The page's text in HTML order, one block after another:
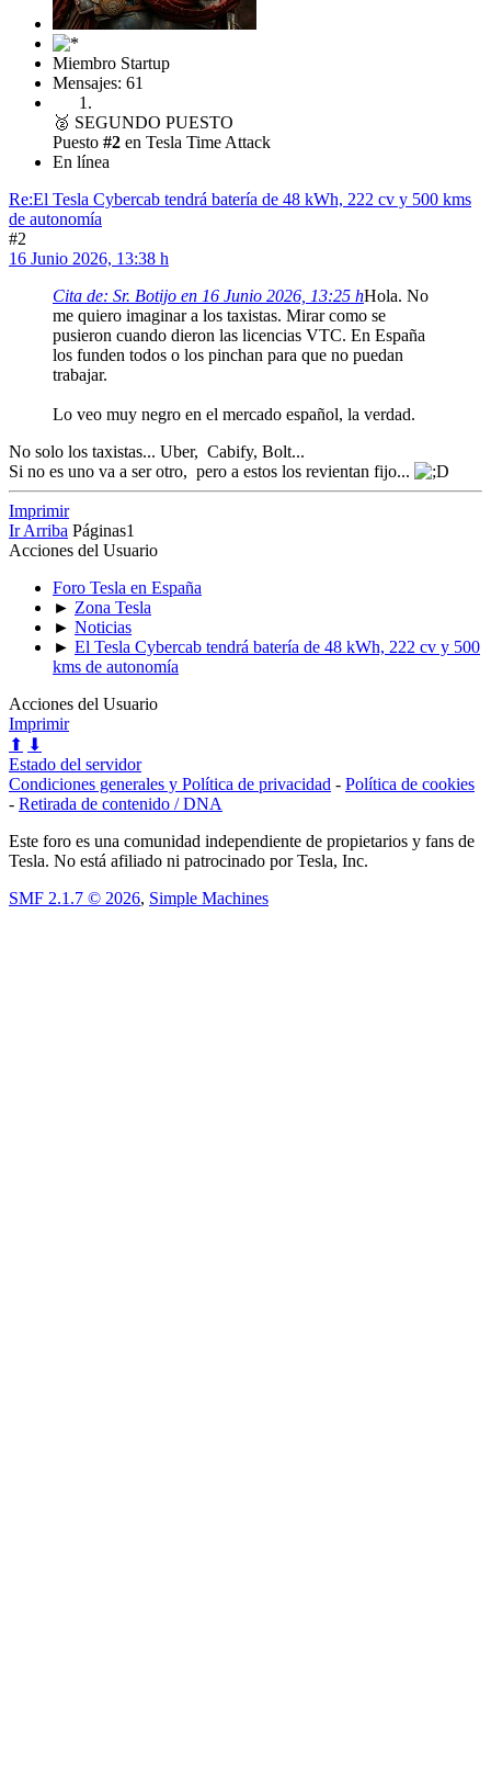
Miembro Startup
Mensajes: 61
🥈 SEGUNDO PUESTO
Puesto #2 en Tesla Time Attack
En línea
Re:El Tesla Cybercab tendrá batería de 48 kWh, 222 cv y 500 kms
de autonomía
#2
16 Junio 2026, 13:38 h
Cita de: Sr. Botijo en 16 Junio 2026, 13:25 hHola. No
me quiero imaginar a los taxistas. Mirar como se
pusieron cuando dieron las licencias VTC. En España
los funden todos o los pinchan para que no puedan
trabajar.
Lo veo muy negro en el mercado español, la verdad.
No solo los taxistas... Uber, Cabify, Bolt...
Si no es uno va a ser otro, pero a estos los revientan fijo...
Imprimir
Ir Arriba Páginas1
Acciones del Usuario
Foro Tesla en España
► Zona Tesla
► Noticias
► El Tesla Cybercab tendrá batería de 48 kWh, 222 cv y 500
kms de autonomía
Acciones del Usuario
Imprimir
⬆ ⬇
Estado del servidor
Condiciones generales y Política de privacidad - Política de cookies
- Retirada de contenido / DNA
Este foro es una comunidad independiente de propietarios y fans de
Tesla. No está afiliado ni patrocinado por Tesla, Inc.
SMF 2.1.7 © 2026, Simple Machines